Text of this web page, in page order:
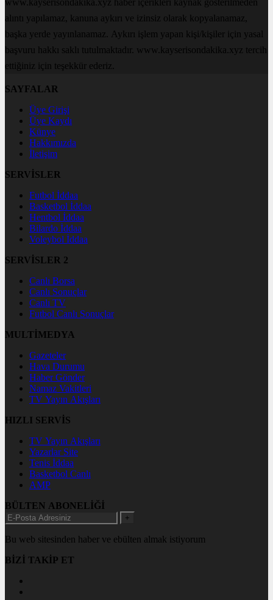
www.kayserisondakika.xyz haber içerikleri kaynak gösterilmeden
alıntı yapılamaz, kanuna aykırı ve izinsiz olarak kopyalanamaz,
başka yerde yayınlanamaz. Aykırı işlem yapan kişi/kişiler için yasal
başvuru hakkı saklı tutulmaktadır. www.kayserisondakika.xyz tercih
ettiğiniz için teşekkür ederiz.
SAYFALAR
Üye Girişi
Üye Kaydı
Künye
Hakkımızda
İletişim
SERVİSLER
Futbol İddaa
Basketbol İddaa
Hentbol İddaa
Bilardo İddaa
Voleybol İddaa
SERVİSLER 2
Canlı Borsa
Canlı Sonuçlar
Canlı TV
Futbol Canlı Sonuçlar
MULTİMEDYA
Gazeteler
Hava Durumu
Haber Gönder
Namaz Vakitleri
TV Yayın Akışları
HIZLI SERVİS
TV Yayın Akışları
Yazarlar Site
Tenis İddaa
Basketbol Canlı
AMP
BÜLTEN ABONELİĞİ
+
Bu web sitesinden haber ve ebülten almak istiyorum
BİZİ TAKİP ET